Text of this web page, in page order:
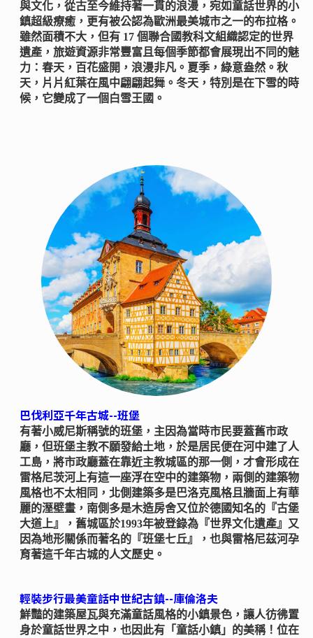
與文化，從古至今維持著一貫的浪漫，宛如童話世界的小
鎮超級療癒，更有被公認為歐洲最美城市之一的布拉格。
雖然面積不大，但有 17 個聯合國教科文組織認定的世界
遺產，旅遊資源非常豐富且每個季節都會展現出不同的魅
力：春天，百花盛開，浪漫非凡。夏季，綠意盎然。秋
天，片片紅葉在風中翩翩起舞。冬天，特別是在下雪的時
候，它變成了一個白雪王國。
巴伐利亞千年古城--班堡
有著小威尼斯稱號的班堡，主因為當時市民要蓋舊市政
廳，但班堡主教不願發給土地，於是居民便在河中建了人
工島，將市政廳蓋在靠近主教城區的那一側，才會形成在
雷格尼茨河上有這一座浮在空中的建築物，兩側的建築物
風格也不太相同，北側建築多是巴洛克風格且牆面上有華
麗的溼壁畫，南側多是木造房舍又位於德國知名的『古堡
大道上』，舊城區於1993年被登錄為『世界文化遺產』又
因為地形關係而著名的『班堡七丘』，也與雷格尼茲河孕
育著這千年古城的人文歷史。
輕裝步行最美童話中世紀古鎮--庫倫洛夫
鮮豔的建築屋瓦與充滿童話風格的小鎮景色，讓人彷彿置
身於童話世界之中，也因此有「童話小鎮」的美稱！位在